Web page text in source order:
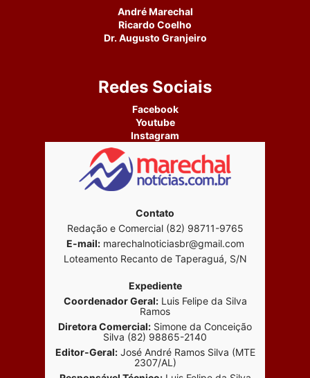
André Marechal
Ricardo Coelho
Dr. Augusto Granjeiro
Redes Sociais
Facebook
Youtube
Instagram
Contato
Redação e Comercial (82) 98711-9765
E-mail:marechalnoticiasbr@gmail.com
Loteamento Recanto de Taperaguá, S/N
Expediente
Coordenador Geral:Luis Felipe da Silva
Ramos
Diretora Comercial: Simone da Conceição
Silva (82) 98865-2140
Editor-Geral:José André Ramos Silva (MTE
2307/AL)